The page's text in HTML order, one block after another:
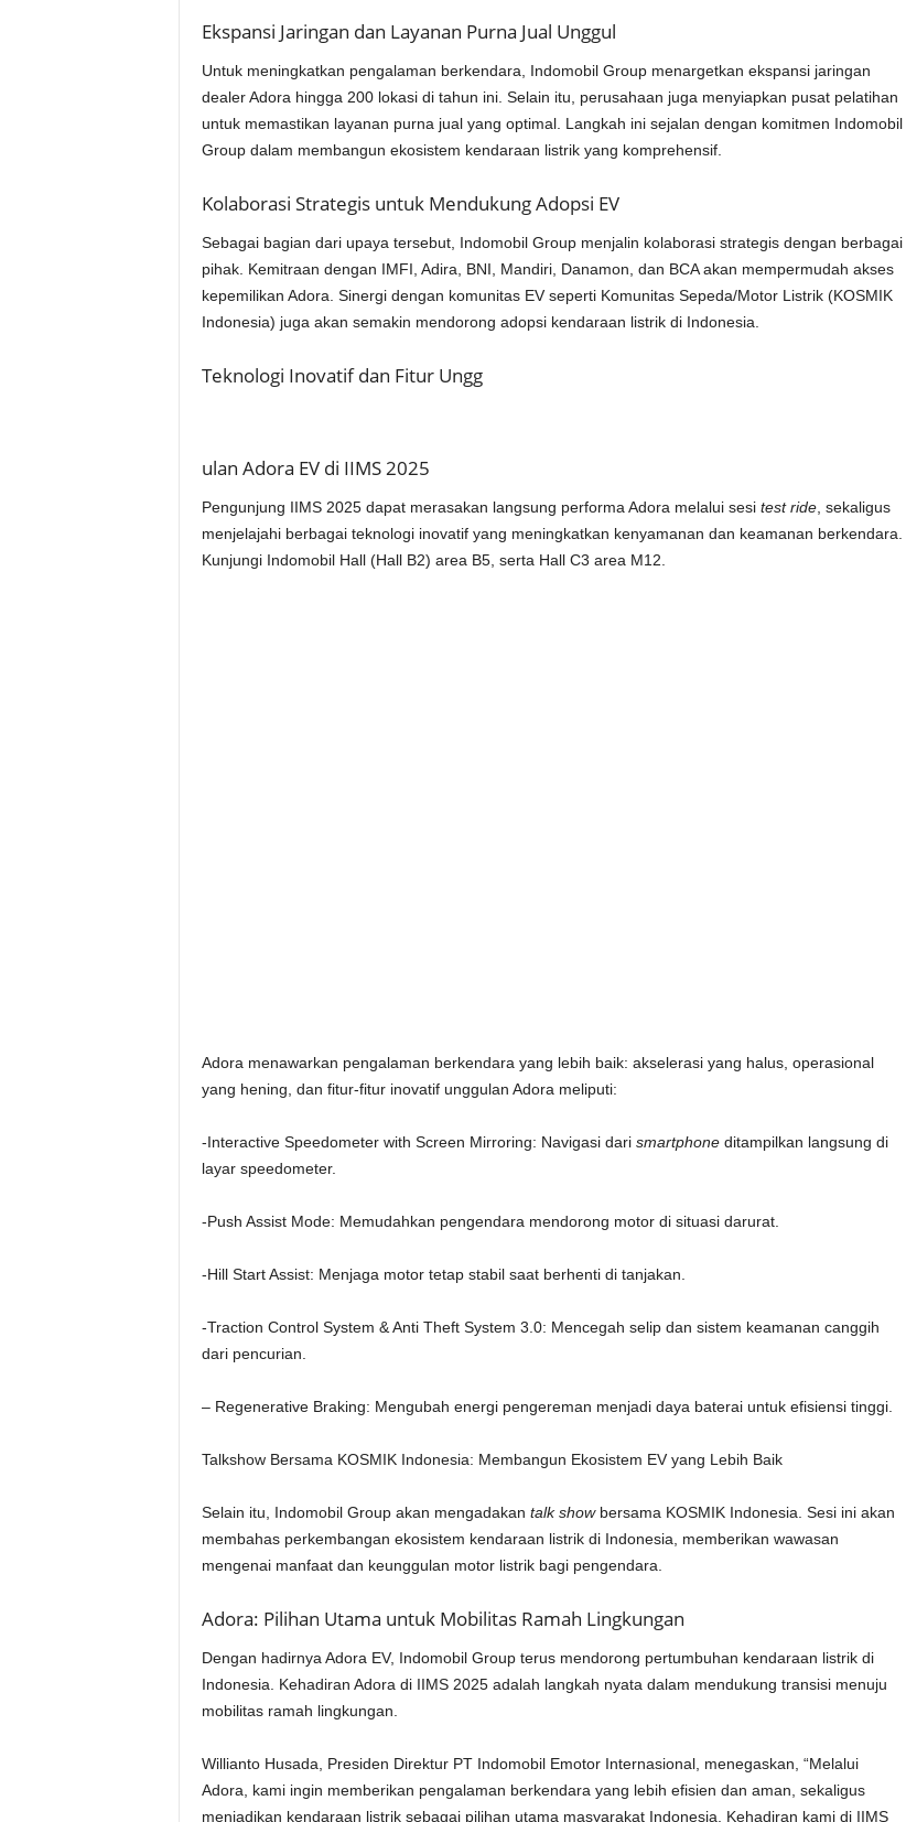
Ekspansi Jaringan dan Layanan Purna Jual Unggul
Untuk meningkatkan pengalaman berkendara, Indomobil Group menargetkan ekspansi jaringan
dealer Adora hingga 200 lokasi di tahun ini. Selain itu, perusahaan juga menyiapkan pusat pelatihan
untuk memastikan layanan purna jual yang optimal. Langkah ini sejalan dengan komitmen Indomobil
Group dalam membangun ekosistem kendaraan listrik yang komprehensif.
Kolaborasi Strategis untuk Mendukung Adopsi EV
Sebagai bagian dari upaya tersebut, Indomobil Group menjalin kolaborasi strategis dengan berbagai
pihak. Kemitraan dengan IMFI, Adira, BNI, Mandiri, Danamon, dan BCA akan mempermudah akses
kepemilikan Adora. Sinergi dengan komunitas EV seperti Komunitas Sepeda/Motor Listrik (KOSMIK
Indonesia) juga akan semakin mendorong adopsi kendaraan listrik di Indonesia.
Teknologi Inovatif dan Fitur Ungg
ulan Adora EV di IIMS 2025
Pengunjung IIMS 2025 dapat merasakan langsung performa Adora melalui sesi test ride, sekaligus
menjelajahi berbagai teknologi inovatif yang meningkatkan kenyamanan dan keamanan berkendara.
Kunjungi Indomobil Hall (Hall B2) area B5, serta Hall C3 area M12.
Adora menawarkan pengalaman berkendara yang lebih baik: akselerasi yang halus, operasional
yang hening, dan fitur-fitur inovatif unggulan Adora meliputi:
-Interactive Speedometer with Screen Mirroring: Navigasi dari smartphoneditampilkan langsung di
layar speedometer.
-Push Assist Mode: Memudahkan pengendara mendorong motor di situasi darurat.
-Hill Start Assist: Menjaga motor tetap stabil saat berhenti di tanjakan.
-Traction Control System & Anti Theft System 3.0: Mencegah selip dan sistem keamanan canggih
dari pencurian.
– Regenerative Braking: Mengubah energi pengereman menjadi daya baterai untuk efisiensi tinggi.
Talkshow Bersama KOSMIK Indonesia: Membangun Ekosistem EV yang Lebih Baik
Selain itu, Indomobil Group akan mengadakan talk showbersama KOSMIK Indonesia. Sesi ini akan
membahas perkembangan ekosistem kendaraan listrik di Indonesia, memberikan wawasan
mengenai manfaat dan keunggulan motor listrik bagi pengendara.
Adora: Pilihan Utama untuk Mobilitas Ramah Lingkungan
Dengan hadirnya Adora EV, Indomobil Group terus mendorong pertumbuhan kendaraan listrik di
Indonesia. Kehadiran Adora di IIMS 2025 adalah langkah nyata dalam mendukung transisi menuju
mobilitas ramah lingkungan.
Willianto Husada, Presiden Direktur PT Indomobil Emotor Internasional, menegaskan, “Melalui
Adora, kami ingin memberikan pengalaman berkendara yang lebih efisien dan aman, sekaligus
menjadikan kendaraan listrik sebagai pilihan utama masyarakat Indonesia. Kehadiran kami di IIMS